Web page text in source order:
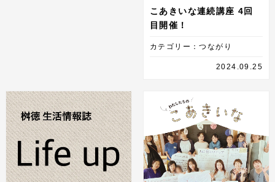
こあきいな連続講座 4回
目開催！
カテゴリー：つながり
2024.09.25